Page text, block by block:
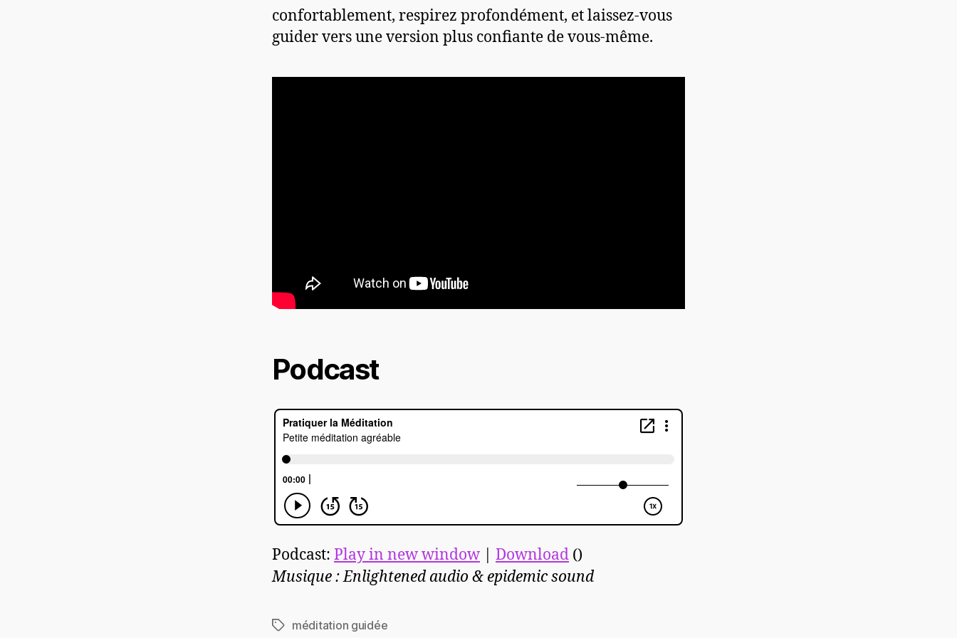
confortablement, respirez profondément, et laissez-vous
guider vers une version plus confiante de vous-même.
Podcast
Podcast: Play in new window Download ()
Musique : Enlightened audio & epidemic sound
Étiquettes
méditation guidée